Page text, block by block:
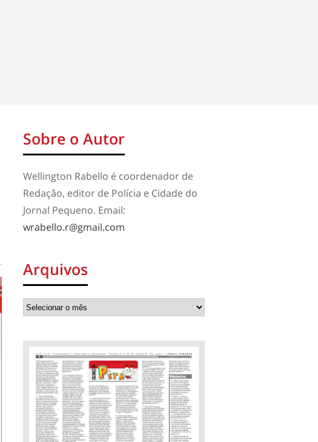
Sobre o Autor
Wellington Rabello é coordenador de
Redação, editor de Polícia e Cidade do
Jornal Pequeno. Email:
wrabello.r@gmail.com
Arquivos